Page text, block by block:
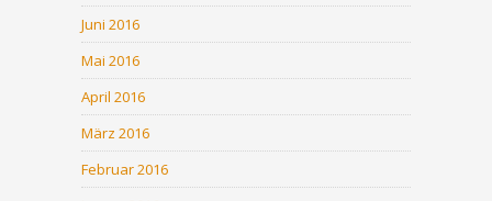
Juni 2016
Mai 2016
April 2016
März 2016
Februar 2016